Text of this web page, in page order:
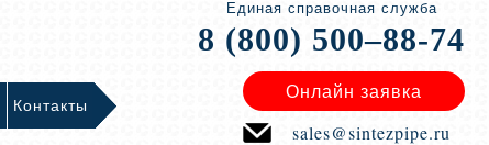
Единая справочная служба
8 (800) 500–88-74
Контакты
Онлайн заявка
sales@sintezpipe.ru